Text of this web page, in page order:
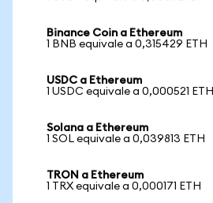
Binance Coin a Ethereum
1 BNB equivale a 0,315429 ETH
USDC a Ethereum
1 USDC equivale a 0,000521 ETH
Solana a Ethereum
1 SOL equivale a 0,039813 ETH
TRON a Ethereum
1 TRX equivale a 0,000171 ETH